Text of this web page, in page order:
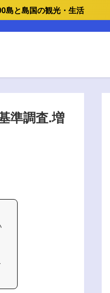
島と島国の観光・生活
準調査.増